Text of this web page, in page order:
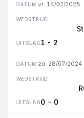
DATUM vr. 14/02/2025
WEDSTRIJD
UITSLAG1 - 2
DATUM zo. 28/07/2024
WEDSTRIJD
UITSLAG0 - 0